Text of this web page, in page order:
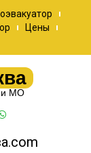
Цены
и МО